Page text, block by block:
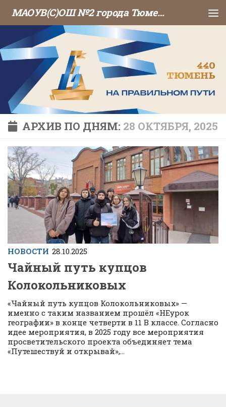
Перейти к содержимому МАОУВ(С)ОШ №2 города Тюмени
АРХИВ ПО ДНЯМ: 28 ОКТЯБРЯ, 2025
НОВОСТИ 28.10.2025
Чайный путь купцов
Колокольниковых
«Чайный путь купцов Колокольниковых» —
именно с таким названием прошёл «НЕурок
географии» в конце четверти в 11 В классе. Согласно
идее мероприятия, в 2025 году все мероприятия
просветительского проекта объединяет тема
«Путешествуй и открывай»,...